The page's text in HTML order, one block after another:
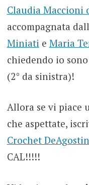
Claudia Maccioni
accompagnata
Miniati e Maria
chiedendo io
(2° da sinistra)!
Allora se vi piace
che aspettate,
Crochet
CAL!!!!!